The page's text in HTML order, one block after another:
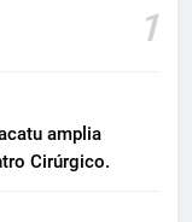
1
amplia
Cirúrgico.